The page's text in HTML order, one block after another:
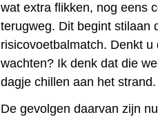
wat extra flikken, nog eens
terugweg. Dit begint stilaan
risicovoetbalmatch. Denkt
wachten? Ik denk dat die
dagje chillen aan het strand.
De gevolgen daarvan zijn